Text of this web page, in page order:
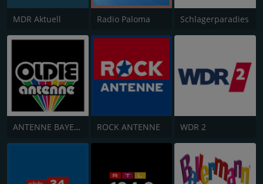
MDR Aktuell Radio Paloma Schlagerparadies
ANTENNE BAYERN Oldies but Goldies ROCK ANTENNE WDR 2